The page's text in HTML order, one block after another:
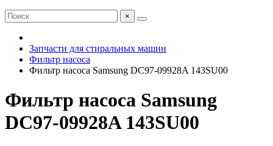
×
Запчасти для стиральных машин
Фильтр насоса
Фильтр насоса Samsung DC97-09928A 143SU00
Фильтр насоса Samsung
DC97-09928A 143SU00